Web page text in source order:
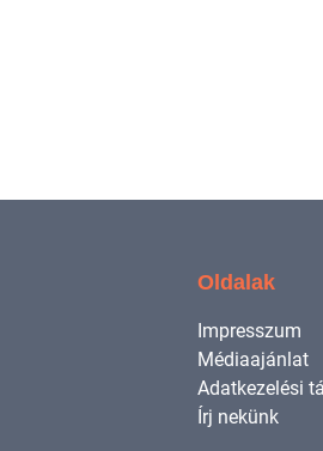
Oldalak
Impresszum
Médiaajánlat
Adatkezelési
Írj nekünk